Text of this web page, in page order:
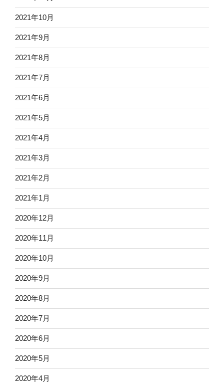
2021年10月
2021年9月
2021年8月
2021年7月
2021年6月
2021年5月
2021年4月
2021年3月
2021年2月
2021年1月
2020年12月
2020年11月
2020年10月
2020年9月
2020年8月
2020年7月
2020年6月
2020年5月
2020年4月